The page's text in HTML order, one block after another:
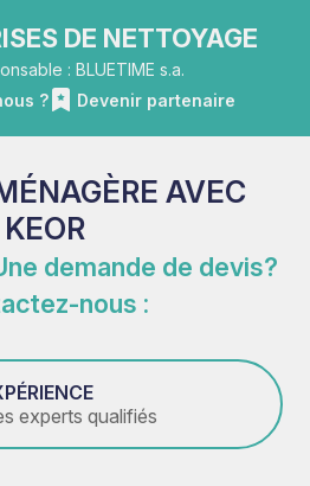
DE NETTOYAGE
: BLUETIME s.a.
?
Devenir partenaire
AVEC
KEOR
demande de devis?
nous :
experts qualifiés